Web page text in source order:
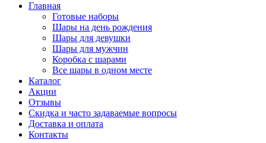
Главная
Готовые наборы
Шары на день рождения
Шары для девушки
Шары для мужчин
Коробка с шарами
Все шары в одном месте
Каталог
Акции
Отзывы
Скидка и часто задаваемые вопросы
Доставка и оплата
Контакты